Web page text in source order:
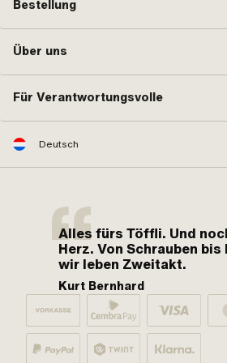
Bestellung
Über uns
Für Verantwortungsvolle
Deutsch
Alles fürs Töffli. Und
Herz. Von Schrauben
wir leben Zweitakt.
Kurt Bernhard